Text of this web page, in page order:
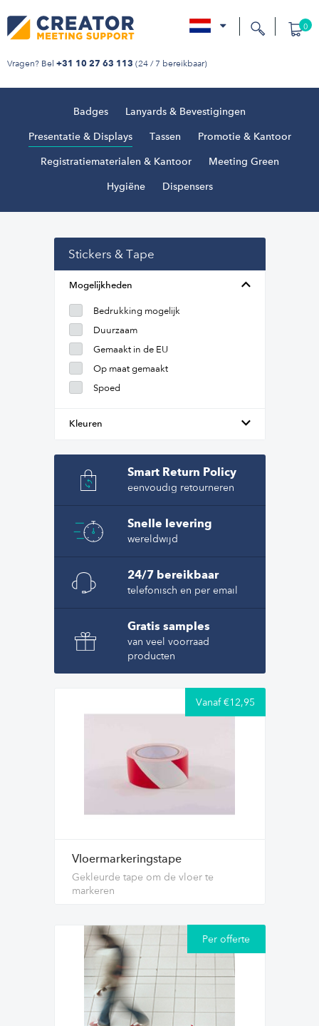
Vragen? Bel +31 10 27 63 113 (24 / 7 bereikbaar)
0
Badges Lanyards & Bevestigingen
Presentatie & Displays Tassen Promotie & Kantoor
Registratiematerialen & Kantoor Meeting Green
Hygiëne Dispensers
Stickers & Tape
Mogelijkheden
Bedrukking mogelijk
Duurzaam
Gemaakt in de EU
Op maat gemaakt
Spoed
Kleuren
Smart Return Policy
eenvoudig retourneren
Snelle levering
wereldwijd
24/7 bereikbaar
telefonisch en per email
Gratis samples
van veel voorraad
producten
Vanaf €12,95
Vloermarkeringstape
Gekleurde tape om de vloer te
markeren
Per offerte